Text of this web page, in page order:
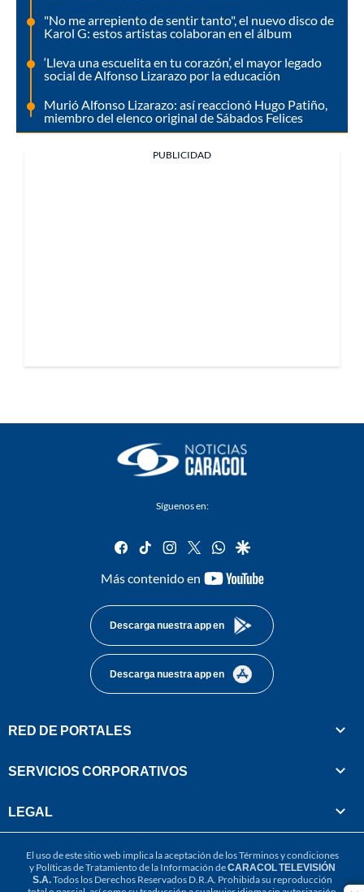
"No me arrepiento de sentir tanto", el nuevo disco de
Karol G: estos artistas colaboran en el álbum
‘Lleva una escuelita en tu corazón’, el mayor legado
social de Alfonso Lizarazo por la educación
Murió Alfonso Lizarazo: así reaccionó Hugo Patiño,
miembro del elenco original de Sábados Felices
PUBLICIDAD
Síguenos en:
facebook
tiktok instagram
twitterwhatsapp
google
Más contenido en
youtube-
Descarga nuestra app en
Descarga nuestra app en
RED DE PORTALES
SERVICIOS CORPORATIVOS
LEGAL
El uso de este sitio web implica la aceptación de losTérminos y condiciones
y Políticas de Tratamiento de la Información deCARACOL TELEVISIÓN
S.A.Todos los Derechos Reservados D.R.A. Prohibida su reproducción